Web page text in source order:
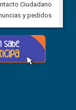
7 agosto, 2026
Ciudadano
y pedidos